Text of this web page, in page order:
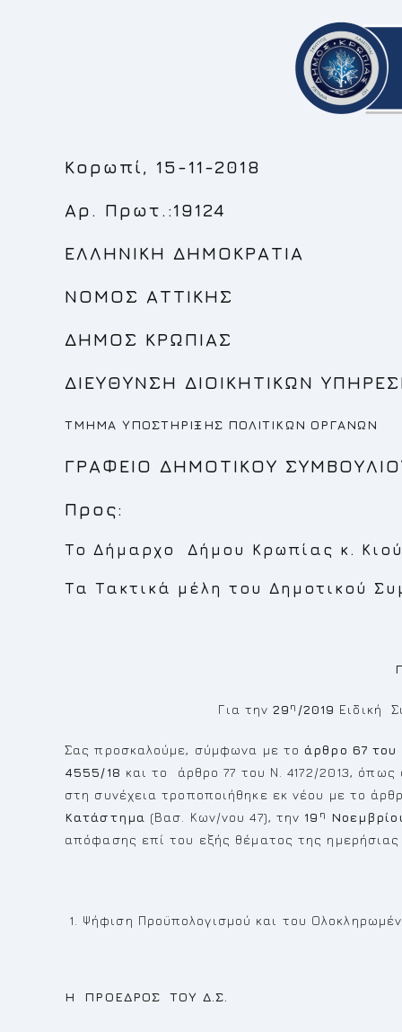
Κορωπί, 15-11-2018
Αρ. Πρωτ.:19124
ΕΛΛΗΝΙΚΗ ΔΗΜΟΚΡΑΤΙΑ
ΝΟΜΟΣ ΑΤΤΙΚΗΣ
ΔΗΜΟΣ ΚΡΩΠΙΑΣ
ΔΙΕΥΘΥΝΣΗ ΔΙΟΙΚΗΤΙΚΩΝ
ΤΜΗΜΑ ΥΠΟΣΤΗΡΙΞΗΣ ΠΟΛΙΤΙΚΩΝ ΟΡΓΑΝΩΝ
ΓΡΑΦΕΙΟ ΔΗΜΟΤΙΚΟΥ
Προς:
Το Δήμαρχο Δήμου Κρωπίας κ.
Τα Τακτικά μέλη του Δημοτικού
Για την 29 η /2019 Ειδική
Σας προσκαλούμε, σύμφωνα με τοάρθρο 67
4555/18 και το άρθρο 77 του Ν. 4172/2013,
στη συνέχεια τροποποιήθηκε εκ νέου με το
Κατάστημα (Βασ. Κων/νου 47), την 19 η
απόφασης επί του εξής θέματος της ημερήσιας
Ψήφιση Προϋπολογισμού και του
Η ΠΡΟΕΔΡΟΣ ΤΟΥ Δ.Σ.